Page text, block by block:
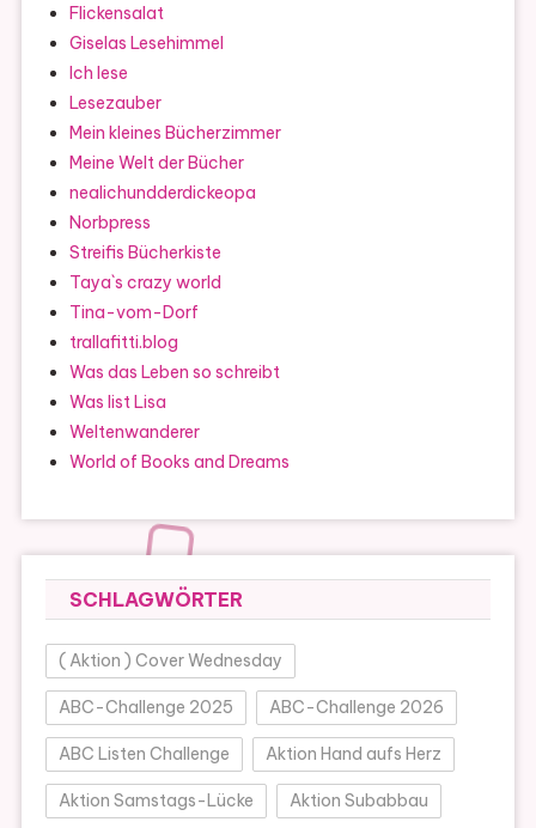
Flickensalat
Giselas Lesehimmel
Ich lese
Lesezauber
Mein kleines Bücherzimmer
Meine Welt der Bücher
nealichundderdickeopa
Norbpress
Streifis Bücherkiste
Taya`s crazy world
Tina-vom-Dorf
trallafitti.blog
Was das Leben so schreibt
Was list Lisa
Weltenwanderer
World of Books and Dreams
SCHLAGWÖRTER
( Aktion ) Cover Wednesday
ABC-Challenge 2025 ABC-Challenge 2026
ABC Listen Challenge Aktion Hand aufs Herz
Aktion Samstags-Lücke Aktion Subabbau